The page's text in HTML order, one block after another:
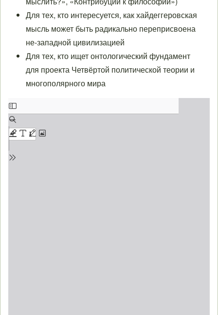
Для тех, кто интересуется, как хайдеггеровская
мысль может быть радикально переприсвоена
не-западной цивилизацией
Для тех, кто ищет онтологический фундамент
для проекта Четвёртой политической теории и
многополярного мира